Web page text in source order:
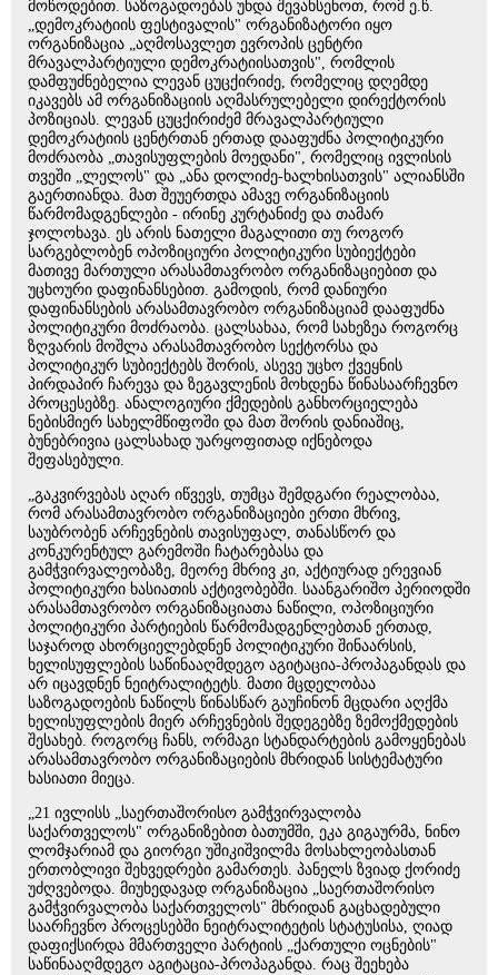
მოწოდებით. საზოგადოებას უნდა შევახსენოთ, რომ ე.წ.
„დემოკრატიის ფესტივალის" ორგანიზატორი იყო
ორგანიზაცია „აღმოსავლეთ ევროპის ცენტრი
მრავალპარტიული დემოკრატიისათვის", რომლის
დამფუძნებელია ლევან ცუცქირიძე, რომელიც დღემდე
იკავებს ამ ორგანიზაციის აღმასრულებელი დირექტორის
პოზიციას. ლევან ცუცქირიძემ მრავალპარტიული
დემოკრატიის ცენტრთან ერთად დააფუძნა პოლიტიკური
მოძრაობა „თავისუფლების მოედანი", რომელიც ივლისის
თვეში „ლელოს" და „ანა დოლიძე-ხალხისათვის" ალიანსში
გაერთიანდა. მათ შეუერთდა ამავე ორგანიზაციის
წარმომადგენლები - ირინე კურტანიძე და თამარ
ჯოლოხავა. ეს არის ნათელი მაგალითი თუ როგორ
სარგებლობენ ოპოზიციური პოლიტიკური სუბიექტები
მათივე მართული არასამთავრობო ორგანიზაციებით და
უცხოური დაფინანსებით. გამოდის, რომ დანიური
დაფინანსების არასამთავრობო ორგანიზაციამ დააფუძნა
პოლიტიკური მოძრაობა. ცალსახაა, რომ სახეზეა როგორც
ზღვარის მოშლა არასამთავრობო სექტორსა და
პოლიტიკურ სუბიექტებს შორის, ასევე უცხო ქვეყნის
პირდაპირ ჩარევა და ზეგავლენის მოხდენა წინასაარჩევნო
პროცესებზე. ანალოგიური ქმედების განხორციელება
ნებისმიერ სახელმწიფოში და მათ შორის დანიაშიც,
ბუნებრივია ცალსახად უარყოფითად იქნებოდა
შეფასებული.
„გაკვირვებას აღარ იწვევს, თუმცა შემდგარი რეალობაა,
რომ არასამთავრობო ორგანიზაციები ერთი მხრივ,
საუბრობენ არჩევნების თავისუფალ, თანასწორ და
კონკურენტულ გარემოში ჩატარებასა და
გამჭვირვალეობაზე, მეორე მხრივ კი, აქტიურად ერევიან
პოლიტიკური ხასიათის აქტივობებში. საანგარიშო პერიოდში
არასამთავრობო ორგანიზაციათა ნაწილი, ოპოზიციური
პოლიტიკური პარტიების წარმომადგენლებთან ერთად,
საჯაროდ ახორციელებდნენ პოლიტიკური შინაარსის,
ხელისუფლების საწინააღმდეგო აგიტაცია-პროპაგანდას და
არ იცავდნენ ნეიტრალიტეტს. მათი მცდელობაა
საზოგადოების ნაწილს წინასწარ გაუჩინონ მცდარი აღქმა
ხელისუფლების მიერ არჩევნების შედეგებზე ზემოქმედების
შესახებ. როგორც ჩანს, ორმაგი სტანდარტების გამოყენებას
არასამთავრობო ორგანიზაციების მხრიდან სისტემატური
ხასიათი მიეცა.
„21 ივლისს „საერთაშორისო გამჭვირვალობა
საქართველოს" ორგანიზებით ბათუმში, ეკა გიგაურმა, ნინო
ლომჯარიამ და გიორგი უშიკიშვილმა მოსახლეობასთან
ერთობლივი შეხვედრები გამართეს. პანელს ზვიად ქორიძე
უძღვებოდა. მიუხედავად ორგანიზაცია „საერთაშორისო
გამჭვირვალობა საქართველოს" მხრიდან გაცხადებული
საარჩევნო პროცესებში ნეიტრალიტეტის სტატუსისა, ღიად
დაფიქსირდა მმართველი პარტიის „ქართული ოცნების"
საწინააღმდეგო აგიტაცია-პროპაგანდა. რაც შეეხება